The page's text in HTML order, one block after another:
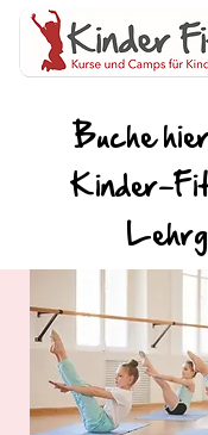
Buche
Kinder-